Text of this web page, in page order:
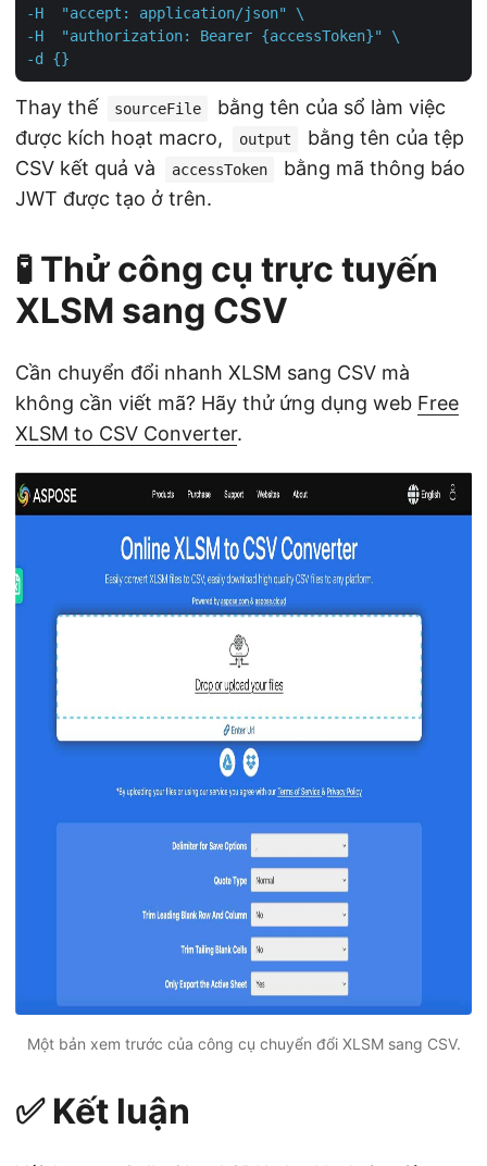
-H  "accept: application/json" \
-H  "authorization: Bearer {accessToken}" \
-d {}
Thay thế sourceFile
bằng tên của sổ làm việc
được kích hoạt macro,
output
bằng tên của tệp
CSV kết quả và
accessToken
bằng mã thông báo
JWT được tạo ở trên.
🧪 Thử công cụ trực tuyến
XLSM sang CSV
Cần chuyển đổi nhanh XLSM sang CSV mà
không cần viết mã? Hãy thử ứng dụng web Free
XLSM to CSV Converter.
Một bản xem trước của công cụ chuyển đổi XLSM sang CSV.
✅ Kết luận